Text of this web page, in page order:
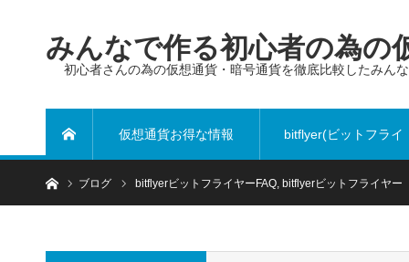
みんなで作る初心者の為の
初心者さんの為の仮想通貨・暗号通貨を徹底比較したみん
仮想通貨お得な情報 bitflyer(ビットフライ
ヤー)
ホームブログ bitflyerビットフライヤーFAQ, bitflyerビットフライヤー